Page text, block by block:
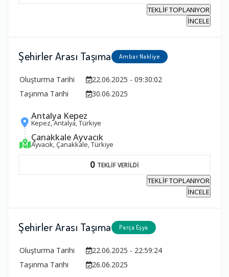
TEKLİF TOPLANIYOR
İNCELE
Şehirler Arası Taşıma Ambar Nakliye
Oluşturma Tarihi
22.06.2025 - 09:30:02
Taşınma Tarihi
30.06.2025
Antalya Kepez
Kepez, Antalya, Türkiye
Çanakkale Ayvacık
Ayvacık, Çanakkale, Türkiye
0 TEKLİF VERİLDİ
TEKLİF TOPLANIYOR
İNCELE
Şehirler Arası Taşıma Parça Eşya
Oluşturma Tarihi
22.06.2025 - 22:59:24
Taşınma Tarihi
26.06.2025